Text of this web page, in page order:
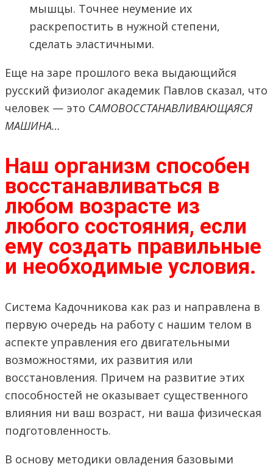
мышцы. Точнее неумение их
раскрепостить в нужной степени,
сделать эластичными.
Еще на заре прошлого века выдающийся
русский физиолог академик Павлов сказал, что
человек — это САМОВОССТАНАВЛИВАЮЩАЯСЯ
МАШИНА…
Наш организм способен
восстанавливаться в
любом возрасте из
любого состояния, если
ему создать правильные
и необходимые условия.
Система Кадочникова как раз и направлена в
первую очередь на работу с нашим телом в
аспекте управления его двигательными
возможностями, их развития или
восстановления. Причем на развитие этих
способностей не оказывает существенного
влияния ни ваш возраст, ни ваша физическая
подготовленность.
В основу методики овладения базовыми